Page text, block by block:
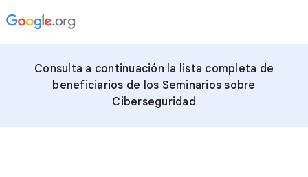
Consulta a continuación la lista completa de
beneficiarios de los Seminarios sobre
Ciberseguridad